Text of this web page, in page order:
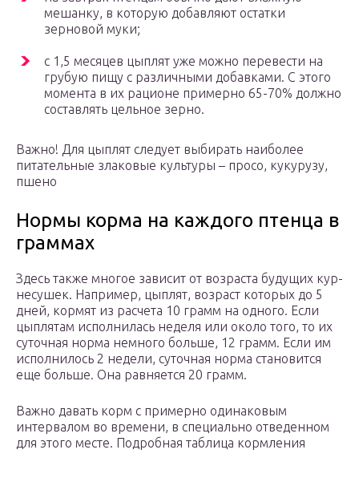
мешанку, в которую добавляют остатки
зерновой муки;
с 1,5 месяцев цыплят уже можно перевести на
грубую пищу с различными добавками. С этого
момента в их рационе примерно 65-70% должно
составлять цельное зерно.
Важно! Для цыплят следует выбирать наиболее
питательные злаковые культуры – просо, кукурузу,
пшено
Нормы корма на каждого птенца в
граммах
Здесь также многое зависит от возраста будущих кур-
несушек. Например, цыплят, возраст которых до 5
дней, кормят из расчета 10 грамм на одного. Если
цыплятам исполнилась неделя или около того, то их
суточная норма немного больше, 12 грамм. Если им
исполнилось 2 недели, суточная норма становится
еще больше. Она равняется 20 грамм.
Важно давать корм с примерно одинаковым
интервалом во времени, в специально отведенном
для этого месте. Подробная таблица кормления